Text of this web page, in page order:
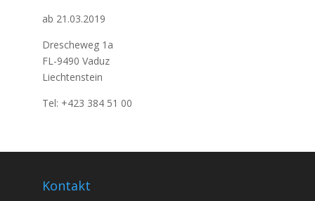
ab 21.03.2019
Drescheweg 1a
FL-9490 Vaduz
Liechtenstein
Tel: +423 384 51 00
Kontakt